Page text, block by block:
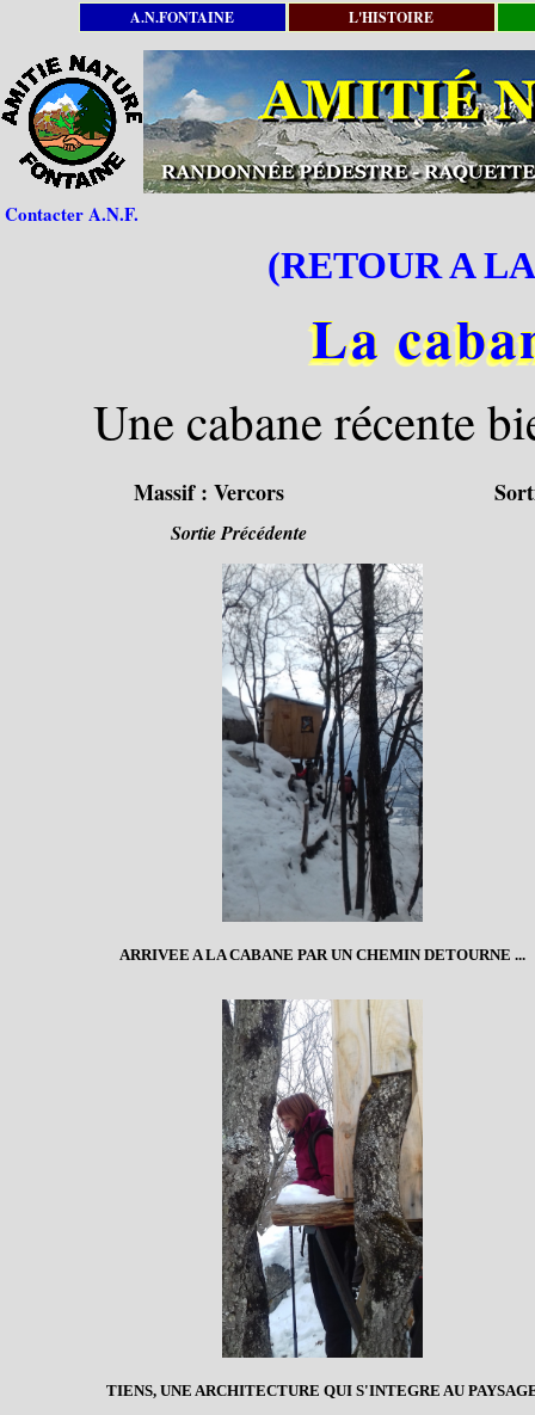
A.N.FONTAINE L'HISTOIRE
Contacter A.N.F.
(RETOUR A
La
Une cabane récente
Massif : Vercors
Sortie Précédente
ARRIVEE A LA CABANE PAR UN CHEMIN DETOURNE ...
TIENS, UNE ARCHITECTURE QUI S'INTEGRE AU